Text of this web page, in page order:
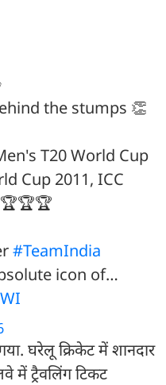
the stumps 👏
T20 World Cup
Cup 2011, ICC
#TeamIndia
icon of…
घरेलू क्रिकेट में शानदार
में ट्रैवलिंग टिकट